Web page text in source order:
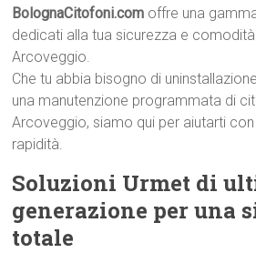
BolognaCitofoni.com offre una
dedicati alla tua sicurezza e
Arcoveggio.
Che tu abbia bisogno di
una manutenzione programmata di
Arcoveggio, siamo qui per aiutarti
rapidità.
Soluzioni Urmet di
generazione per una
totale